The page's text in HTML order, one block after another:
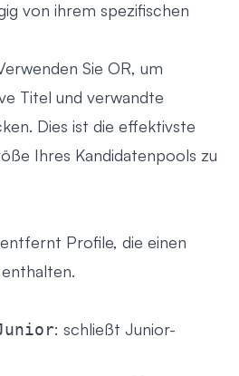
von ihrem spezifischen
Sie OR, um
Titel und verwandte
Dies ist die effektivste
Ihres Kandidatenpools zu
Profile, die einen
: schließt Junior-